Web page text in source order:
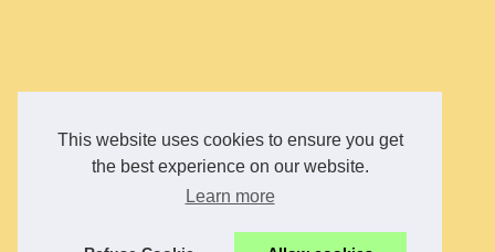
This website uses cookies to ensure you get
the best experience on our website.
Learn more